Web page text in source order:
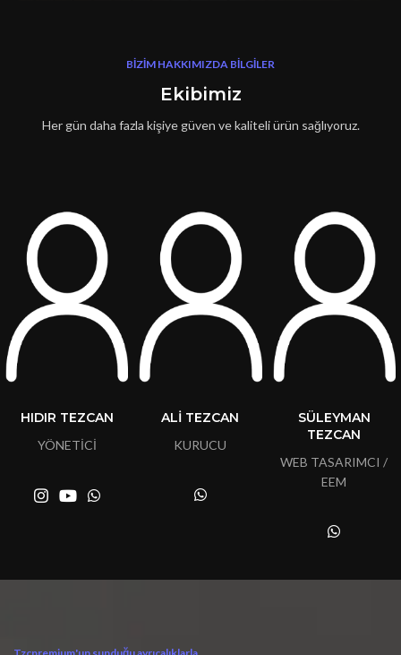
BİZİM HAKKIMIZDA BİLGİLER
Ekibimiz
Her gün daha fazla kişiye güven ve kaliteli ürün sağlıyoruz.
HIDIR TEZCAN
YÖNETİCİ
ALİ TEZCAN
KURUCU
SÜLEYMAN
TEZCAN
WEB TASARIMCI /
EEM